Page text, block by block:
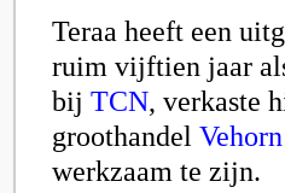
Teraa heeft een
ruim vijftien jaar
bij TCN, verkaste
groothandel Vehorn
werkzaam te zijn.